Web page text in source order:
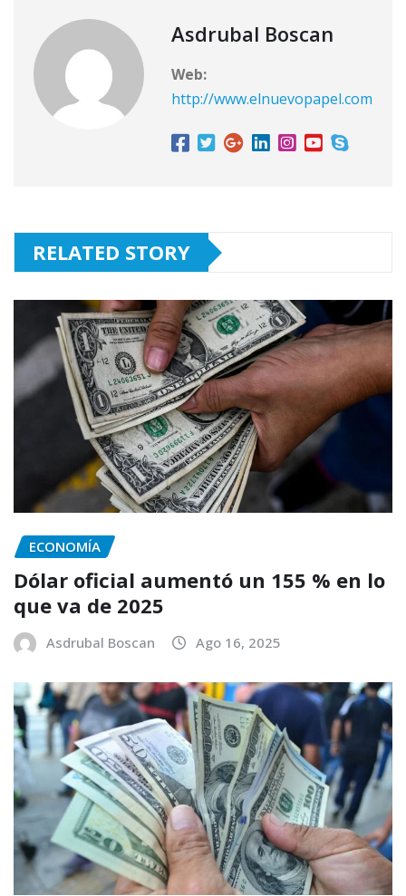
Asdrubal Boscan
Web:
http://www.elnuevopapel.com
RELATED STORY
ECONOMÍA
Dólar oficial aumentó un 155 % en lo
que va de 2025
Asdrubal Boscan Ago 16, 2025